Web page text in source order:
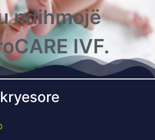
ndihmojë
IVF.